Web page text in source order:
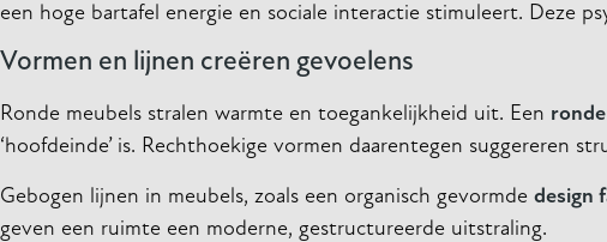
een hoge bartafel energie en sociale interactie stimuleert. Deze
Vormen en lijnen creëren gevoelens
Ronde meubels stralen warmte en toegankelijkheid uit. Een
‘hoofdeinde’ is. Rechthoekige vormen daarentegen suggereren
Gebogen lijnen in meubels, zoals een organisch gevormde design
geven een ruimte een moderne, gestructureerde uitstraling.